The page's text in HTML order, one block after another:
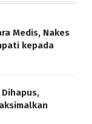
Medis, Nakes
kepada